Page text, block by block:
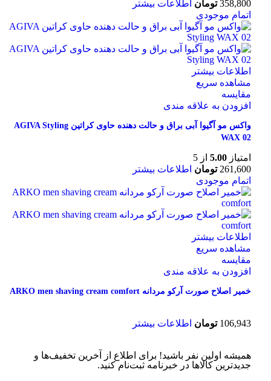
358,800 تومان اطلاعات بیشتر
اتمام موجودی
اطلاعات بیشتر
مشاهده سریع
مقایسه
افزودن به علاقه مندی
واکس مو آگیوا آبی براق و حالت دهنده حاوی کراتین AGIVA Styling
WAX 02
امتیاز 5.00 از 5
261,600 تومان اطلاعات بیشتر
اتمام موجودی
اطلاعات بیشتر
مشاهده سریع
مقایسه
افزودن به علاقه مندی
خمیر اصلاح صورت آرکو مردانه ARKO men shaving cream comfort
106,943 تومان اطلاعات بیشتر
همیشه اولین نفر باشید! برای اطلاع از آخرین تخفیف‌ها و
جدیدترین کالاها در خبرنامه ثبت‌نام کنید.